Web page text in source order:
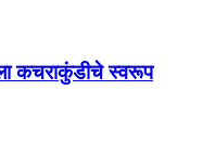
कचराकुंडीचे स्वरूप